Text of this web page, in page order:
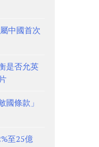
中國首次
是否允英
國條款」
至25億